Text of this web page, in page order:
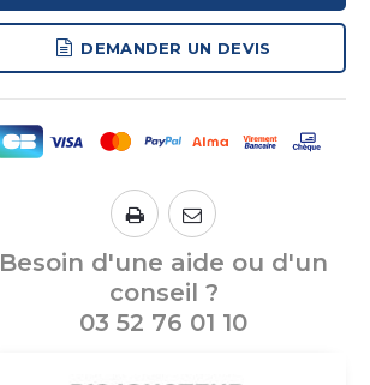
DEMANDER UN DEVIS
Besoin d'une aide ou d'un
conseil ?
03 52 76 01 10